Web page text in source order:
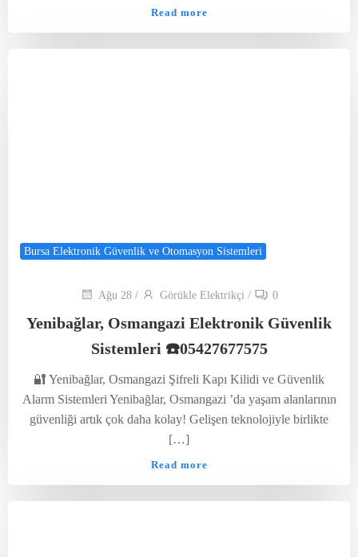
Read more
Bursa Elektronik Güvenlik ve Otomasyon Sistemleri
Ağu 28 / Görükle Elektrikçi / 0
Yenibağlar, Osmangazi Elektronik Güvenlik
Sistemleri ☎️05427677575
🔐 Yenibağlar, Osmangazi Şifreli Kapı Kilidi ve Güvenlik
Alarm Sistemleri Yenibağlar, Osmangazi ’da yaşam alanlarının
güvenliği artık çok daha kolay! Gelişen teknolojiyle birlikte
[…]
Read more